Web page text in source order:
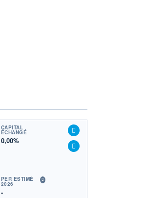
CAPITAL
ÉCHANGÉ
0,00%
PER ESTIMÉ
2026
-